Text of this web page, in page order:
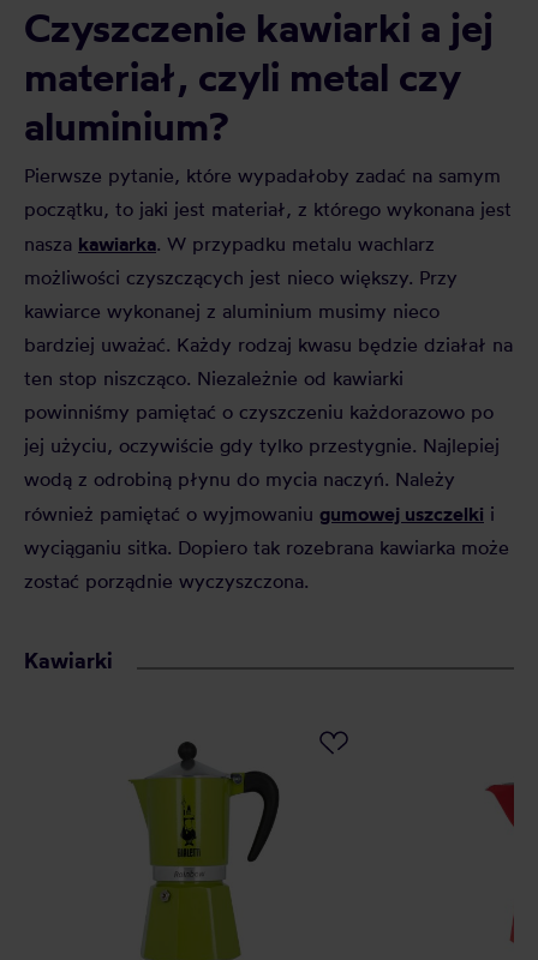
Czyszczenie kawiarki a jej
materiał, czyli metal czy
aluminium?
Pierwsze pytanie, które wypadałoby zadać na samym
początku, to jaki jest materiał, z którego wykonana jest
nasza kawiarka. W przypadku metalu wachlarz
możliwości czyszczących jest nieco większy. Przy
kawiarce wykonanej z aluminium musimy nieco
bardziej uważać. Każdy rodzaj kwasu będzie działał na
ten stop niszcząco. Niezależnie od kawiarki
powinniśmy pamiętać o czyszczeniu każdorazowo po
jej użyciu, oczywiście gdy tylko przestygnie. Najlepiej
wodą z odrobiną płynu do mycia naczyń. Należy
również pamiętać o wyjmowaniu gumowej uszczelki i
wyciąganiu sitka. Dopiero tak rozebrana kawiarka może
zostać porządnie wyczyszczona.
Kawiarki